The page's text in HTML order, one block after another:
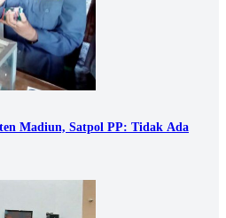
Madiun, Satpol PP: Tidak Ada